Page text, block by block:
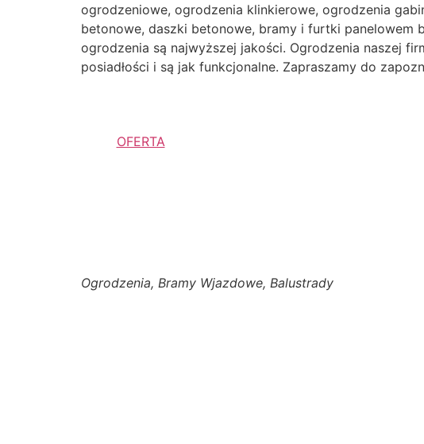
ogrodzeniowe, ogrodzenia klinkierowe, ogrodzenia
betonowe, daszki betonowe, bramy i furtki panelowem
ogrodzenia są najwyższej jakości. Ogrodzenia naszej
posiadłości i są jak funkcjonalne. Zapraszamy do
OFERTA
Ogrodzenia, Bramy Wjazdowe, Balustrady